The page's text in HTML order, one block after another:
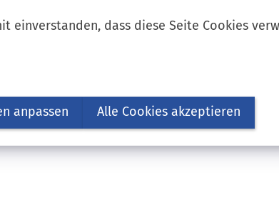
einverstanden, dass diese Seite Cookies
anpassen Alle Cookies akzeptieren